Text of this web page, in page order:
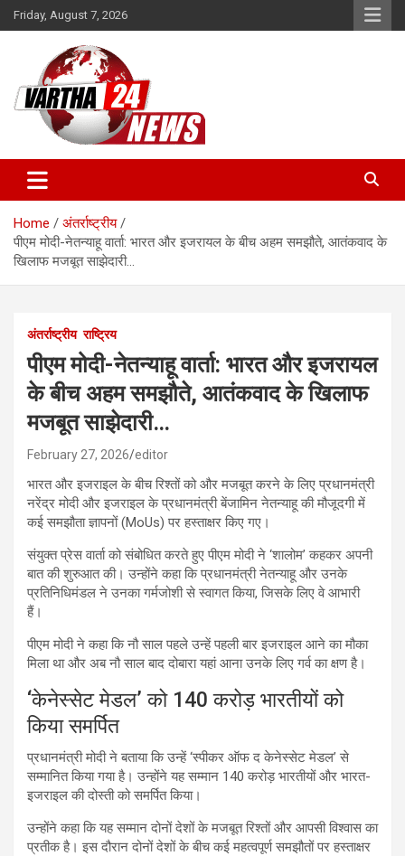
Skip
to
Friday, August 7, 2026
Vartha 24
Home
अंतर्राष्ट्रीय
पीएम मोदी-नेतन्याहू वार्ता: भारत और इजरायल के बीच अहम समझौते, आतंकवाद के
खिलाफ मजबूत साझेदारी…
अंतर्राष्ट्रीय राष्ट्रिय
पीएम मोदी-नेतन्याहू वार्ता: भारत और इजरायल
के बीच अहम समझौते, आतंकवाद के खिलाफ
मजबूत साझेदारी…
February 27, 2026 editor
भारत और इजराइल के बीच रिश्तों को और मजबूत करने के लिए प्रधानमंत्री
नरेंद्र मोदी और इजराइल के प्रधानमंत्री बेंजामिन नेतन्याहू की मौजूदगी में
कई समझौता ज्ञापनों (MoUs) पर हस्ताक्षर किए गए।
संयुक्त प्रेस वार्ता को संबोधित करते हुए पीएम मोदी ने ‘शालोम’ कहकर अपनी
बात की शुरुआत की। उन्होंने कहा कि प्रधानमंत्री नेतन्याहू और उनके
प्रतिनिधिमंडल ने उनका गर्मजोशी से स्वागत किया, जिसके लिए वे आभारी
हैं।
पीएम मोदी ने कहा कि नौ साल पहले उन्हें पहली बार इजराइल आने का मौका
मिला था और अब नौ साल बाद दोबारा यहां आना उनके लिए गर्व का क्षण है।
‘केनेस्सेट मेडल’ को 140 करोड़ भारतीयों को
किया समर्पित
प्रधानमंत्री मोदी ने बताया कि उन्हें ‘स्पीकर ऑफ द केनेस्सेट मेडल’ से
सम्मानित किया गया है। उन्होंने यह सम्मान 140 करोड़ भारतीयों और भारत-
इजराइल की दोस्ती को समर्पित किया।
उन्होंने कहा कि यह सम्मान दोनों देशों के मजबूत रिश्तों और आपसी विश्वास का
प्रतीक है। इस दौरान दोनों देशों के बीच कई महत्वपूर्ण समझौतों पर हस्ताक्षर